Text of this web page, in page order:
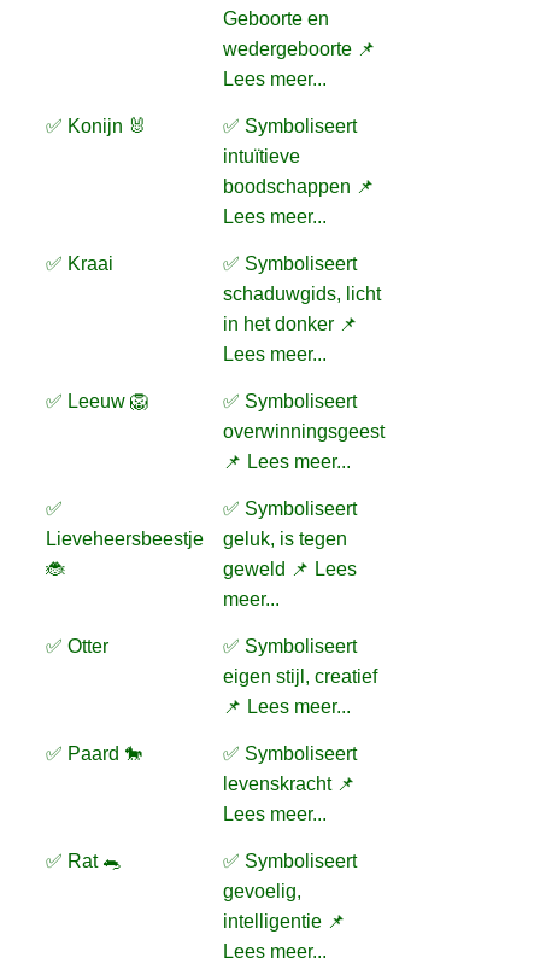
Geboorte en
wedergeboorte 📌
Lees meer...
✅ Konijn 🐰
✅ Symboliseert
intuïtieve
boodschappen 📌
Lees meer...
✅ Kraai
✅ Symboliseert
schaduwgids, licht
in het donker 📌
Lees meer...
✅ Leeuw 🦁
✅ Symboliseert
overwinningsgeest
📌 Lees meer...
✅
Lieveheersbeestje
🐞
✅ Symboliseert
geluk, is tegen
geweld 📌 Lees
meer...
✅ Otter
✅ Symboliseert
eigen stijl, creatief
📌 Lees meer...
✅ Paard 🐎
✅ Symboliseert
levenskracht 📌
Lees meer...
✅ Rat 🐀
✅ Symboliseert
gevoelig,
intelligentie 📌
Lees meer...